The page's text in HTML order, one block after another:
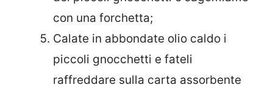
con una forchetta;
Calate in abbondate olio caldo i
piccoli gnocchetti e fateli
raffreddare sulla carta assorbente